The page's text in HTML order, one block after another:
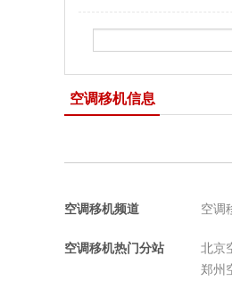
空调移机信息
空调移机频道 空调
空调移机热门分站 北京
郑州